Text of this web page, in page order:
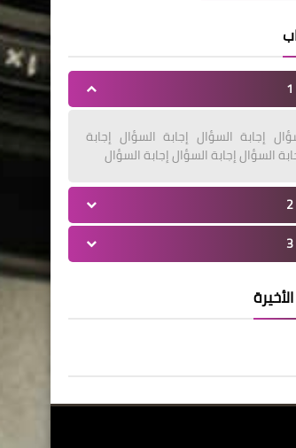
إجابة السؤال إجابة السؤال إجابة
السؤال إجابة السؤال إجابة السؤال